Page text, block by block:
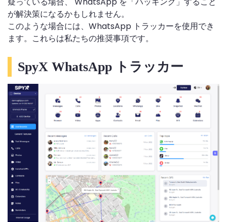
が解決策になるかもしれません。
このような場合には、WhatsApp トラッカーを使用でき
ます。これらは私たちの推奨事項です。
SpyX WhatsApp トラッカー